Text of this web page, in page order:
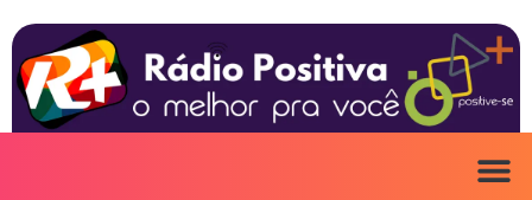
para
conteúdo